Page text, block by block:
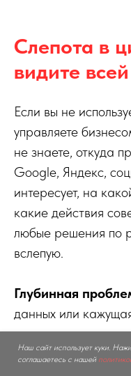
Наш сайт использует куки.
соглашаетесь с нашей
Слепота в
видите
Если вы не
управляете
не знаете, откуда
Google, Яндекс,
интересует, на
какие действия
любые решения по
вслепую.
Глубинная
данных или
аналитическими
ограничиваются